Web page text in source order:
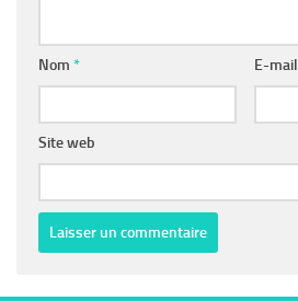
Nom * E-mail
Site web